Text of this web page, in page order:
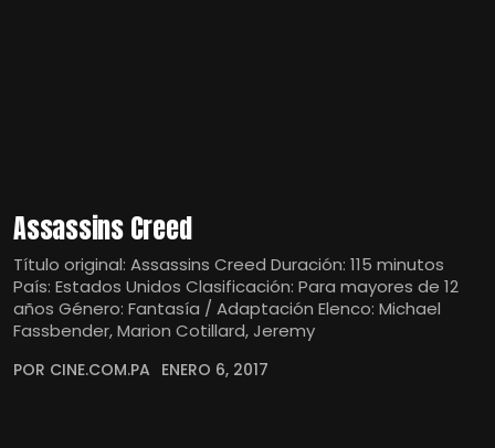
Assassins Creed
Título original: Assassins Creed Duración: 115 minutos
País: Estados Unidos Clasificación: Para mayores de 12
años Género: Fantasía / Adaptación Elenco: Michael
Fassbender, Marion Cotillard, Jeremy
POR CINE.COM.PA ENERO 6, 2017